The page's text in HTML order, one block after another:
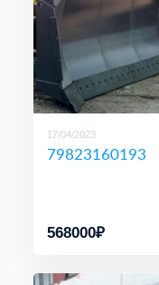
17/04/2023
79823160193
568000₽